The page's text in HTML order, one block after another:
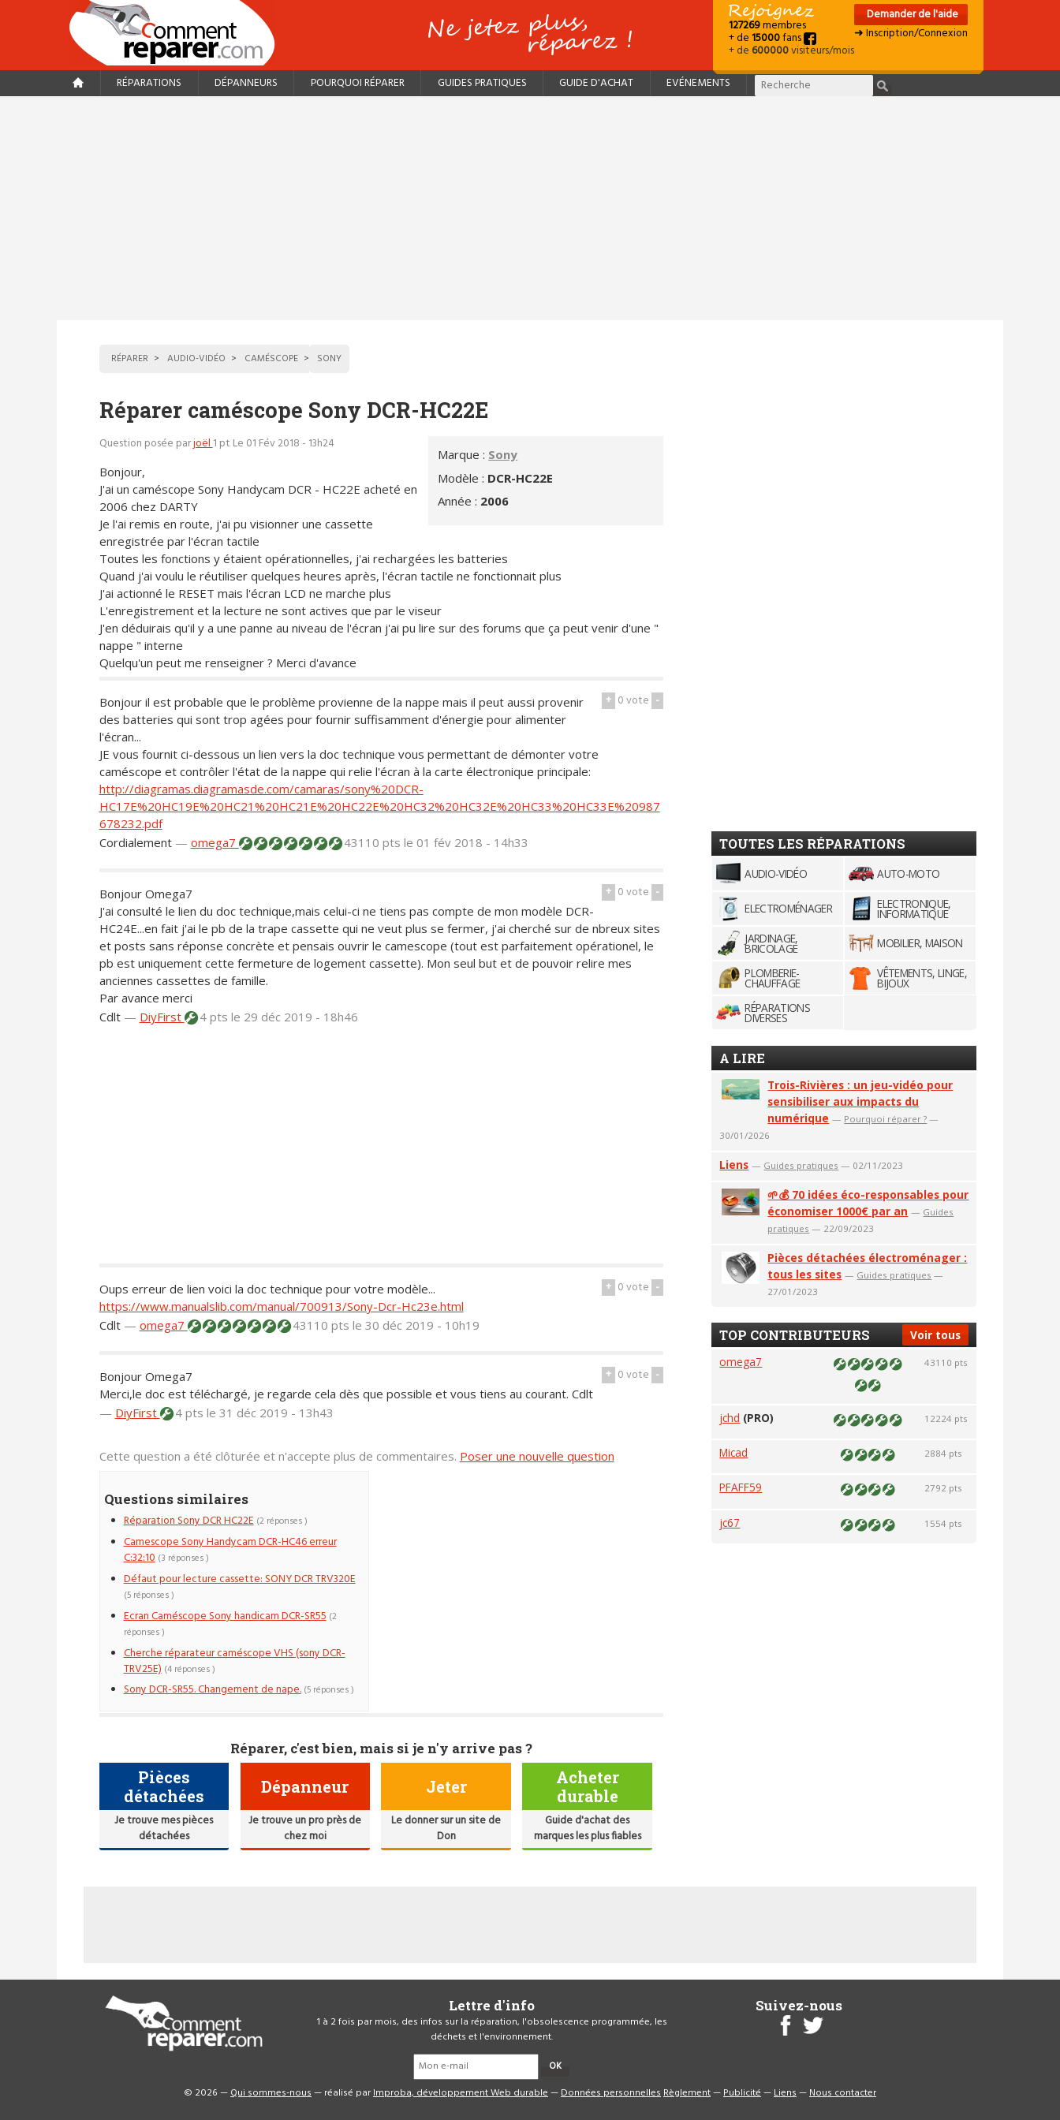
127269membres
+ de15000fans
+ de600000visiteurs/mois
Demander de l'aide
➜ Inscription/Connexion
RÉPARATIONS DÉPANNEURS POURQUOI RÉPARER GUIDES PRATIQUES GUIDE D'ACHAT EVÉNEMENTS
RÉPARER AUDIO-VIDÉO CAMÉSCOPE SONY
Réparer caméscope Sony DCR-HC22E
Marque : Sony
Modèle : DCR-HC22E
Année : 2006
Question posée parjoël1 pt Le 01 Fév 2018 - 13h24
Bonjour,
J'ai un caméscope Sony Handycam DCR - HC22E acheté en
2006 chez DARTY
Je l'ai remis en route, j'ai pu visionner une cassette
enregistrée par l'écran tactile
Toutes les fonctions y étaient opérationnelles, j'ai rechargées les batteries
Quand j'ai voulu le réutiliser quelques heures après, l'écran tactile ne fonctionnait plus
J'ai actionné le RESET mais l'écran LCD ne marche plus
L'enregistrement et la lecture ne sont actives que par le viseur
J'en déduirais qu'il y a une panne au niveau de l'écran j'ai pu lire sur des forums que ça peut venir d'une "
nappe " interne
Quelqu'un peut me renseigner ? Merci d'avance
+ 0vote -
Bonjour il est probable que le problème provienne de la nappe mais il peut aussi provenir
des batteries qui sont trop agées pour fournir suffisamment d'énergie pour alimenter
l'écran...
JE vous fournit ci-dessous un lien vers la doc technique vous permettant de démonter votre
caméscope et contrôler l'état de la nappe qui relie l'écran à la carte électronique principale:
http://diagramas.diagramasde.com/camaras/sony%20DCR-
HC17E%20HC19E%20HC21%20HC21E%20HC22E%20HC32%20HC32E%20HC33%20HC33E%20987
678232.pdf
Cordialement — omega7 43110 pts le 01 fév 2018 - 14h33
+ 0vote -
Bonjour Omega7
J'ai consulté le lien du doc technique,mais celui-ci ne tiens pas compte de mon modèle DCR-
HC24E...en fait j'ai le pb de la trape cassette qui ne veut plus se fermer, j'ai cherché sur de nbreux sites
et posts sans réponse concrète et pensais ouvrir le camescope (tout est parfaitement opérationel, le
pb est uniquement cette fermeture de logement cassette). Mon seul but et de pouvoir relire mes
anciennes cassettes de famille.
Par avance merci
Cdlt — DiyFirst 4 pts le 29 déc 2019 - 18h46
+ 0vote -
Oups erreur de lien voici la doc technique pour votre modèle...
https://www.manualslib.com/manual/700913/Sony-Dcr-Hc23e.html
Cdlt — omega7 43110 pts le 30 déc 2019 - 10h19
+ 0vote -
Bonjour Omega7
Merci,le doc est téléchargé, je regarde cela dès que possible et vous tiens au courant. Cdlt
— DiyFirst 4 pts le 31 déc 2019 - 13h43
Cette question a été clôturée et n'accepte plus de commentaires. Poser une nouvelle question
Questions similaires
Réparation Sony DCR HC22E (2 réponses )
Camescope Sony Handycam DCR-HC46 erreur
C:32:10 (3 réponses )
Défaut pour lecture cassette: SONY DCR TRV320E
(5 réponses )
Ecran Caméscope Sony handicam DCR-SR55 (2
réponses )
Cherche réparateur caméscope VHS (sony DCR-
TRV25E) (4 réponses )
Sony DCR-SR55. Changement de nape. (5 réponses )
Réparer, c'est bien, mais si je n'y arrive pas ?
Pièces
détachées
Je trouve mes pièces
détachées
Dépanneur
Je trouve un pro près de
chez moi
Jeter
Le donner sur un site de
Don
Acheter
durable
Guide d'achat des
marques les plus fiables
TOUTES LES RÉPARATIONS
AUDIO-VIDÉO AUTO-MOTO
ELECTROMÉNAGER ELECTRONIQUE,
INFORMATIQUE
JARDINAGE,
BRICOLAGE
MOBILIER, MAISON
PLOMBERIE-
CHAUFFAGE
VÊTEMENTS, LINGE,
BIJOUX
RÉPARATIONS
DIVERSES
A LIRE
Trois-Rivières : un jeu-vidéo pour
sensibiliser aux impacts du
numérique — Pourquoi réparer ? —
30/01/2026
Liens — Guides pratiques — 02/11/2023
🌱💰 70 idées éco-responsables pour
économiser 1000€ par an — Guides
pratiques — 22/09/2023
Pièces détachées électroménager :
tous les sites — Guides pratiques —
27/01/2023
Voir tous
TOP CONTRIBUTEURS
omega7 43110 pts
jchd (PRO) 12224 pts
Micad 2884 pts
PFAFF59 2792 pts
jc67 1554 pts
Lettre d'info
1 à 2 fois par mois, des infos sur la réparation, l'obsolescence programmée, les
déchets et l'environnement.
OK
Suivez-nous
© 2026 —Qui sommes-nous— réalisé parImproba, développement Web durable—Données personnellesRèglement—Publicité—Liens—Nous contacter